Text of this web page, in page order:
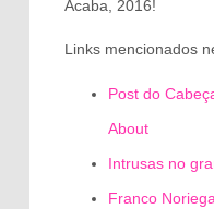
Acaba, 2016!
Links mencionados
Post do
About
Intrusas no
Franco